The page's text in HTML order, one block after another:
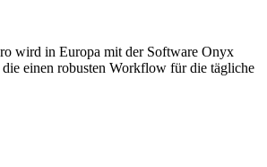
wird in Europa mit der Software Onyx
einen robusten Workflow für die tägliche